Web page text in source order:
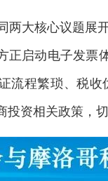
大核心议题展
启动电子发
程繁琐、税
资相关政策，